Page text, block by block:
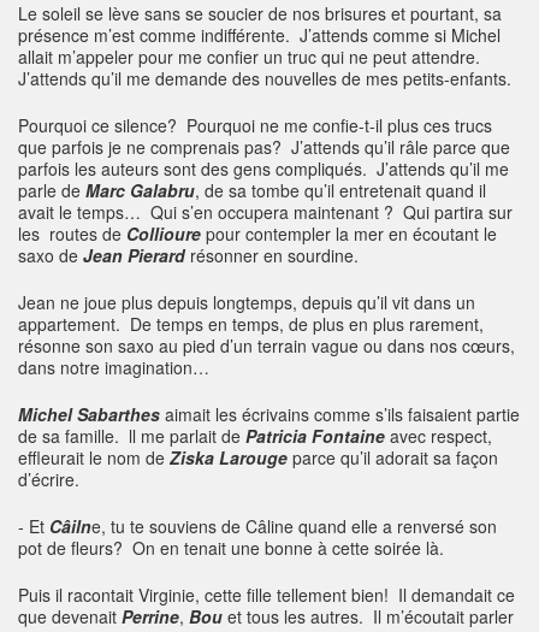
Le soleil se lève sans se soucier de nos brisures et pourtant, sa
présence m’est comme indifférente. J’attends comme si Michel
allait m’appeler pour me confier un truc qui ne peut attendre.
J’attends qu’il me demande des nouvelles de mes petits-enfants.
Pourquoi ce silence? Pourquoi ne me confie-t-il plus ces trucs
que parfois je ne comprenais pas? J’attends qu’il râle parce que
parfois les auteurs sont des gens compliqués. J’attends qu’il me
parle de Marc Galabru, de sa tombe qu’il entretenait quand il
avait le temps… Qui s’en occupera maintenant ? Qui partira sur
les routes de Collioure pour contempler la mer en écoutant le
saxo de Jean Pierardrésonner en sourdine.
Jean ne joue plus depuis longtemps, depuis qu’il vit dans un
appartement. De temps en temps, de plus en plus rarement,
résonne son saxo au pied d’un terrain vague ou dans nos cœurs,
dans notre imagination…
Michel Sabarthes aimait les écrivains comme s’ils faisaient partie
de sa famille. ll me parlait de Patricia Fontaine avec respect,
effleurait le nom de Ziska Larouge parce qu’il adorait sa façon
d’écrire.
- Et Câilne, tu te souviens de Câline quand elle a renversé son
pot de fleurs? On en tenait une bonne à cette soirée là.
Puis il racontait Virginie, cette fille tellement bien! Il demandait ce
que devenait Perrine, Bou et tous les autres. Il m’écoutait parler